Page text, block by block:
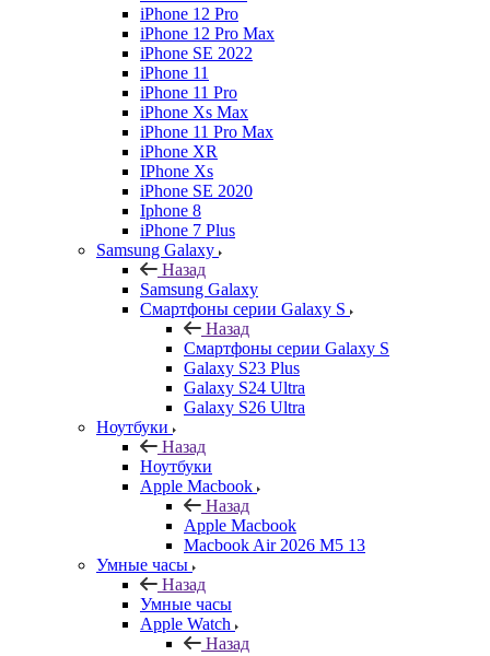
iPhone 12 Pro
iPhone 12 Pro Max
iPhone SE 2022
iPhone 11
iPhone 11 Pro
iPhone Xs Max
iPhone 11 Pro Max
iPhone XR
IPhone Xs
iPhone SE 2020
Iphone 8
iPhone 7 Plus
Samsung Galaxy
Назад
Samsung Galaxy
Смартфоны серии Galaxy S
Назад
Смартфоны серии Galaxy S
Galaxy S23 Plus
Galaxy S24 Ultra
Galaxy S26 Ultra
Ноутбуки
Назад
Ноутбуки
Apple Macbook
Назад
Apple Macbook
Macbook Air 2026 M5 13
Умные часы
Назад
Умные часы
Apple Watch
Назад